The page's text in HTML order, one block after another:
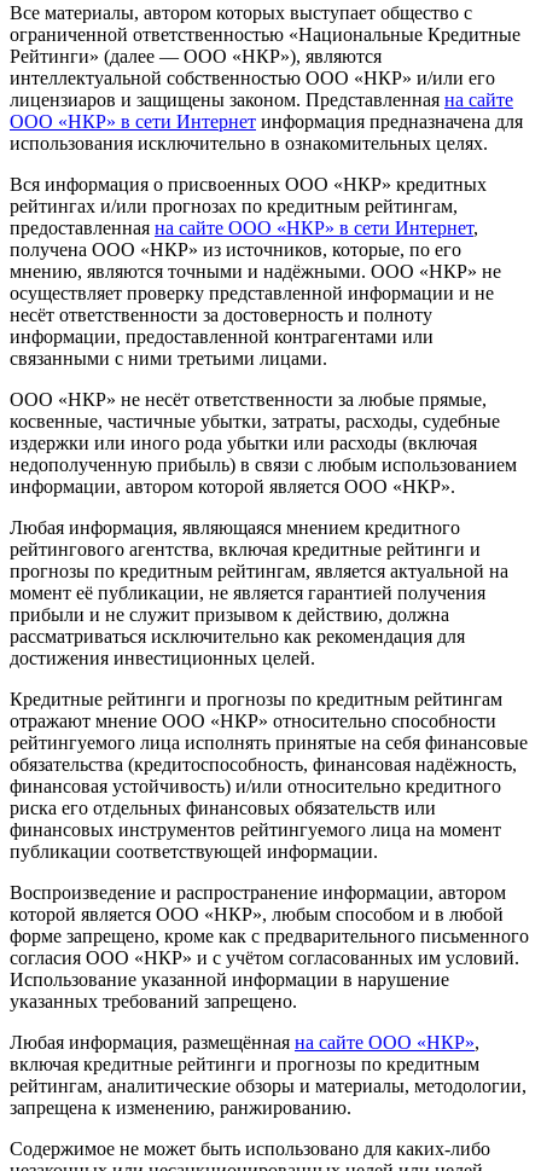
Все материалы, автором которых выступает общество с
ограниченной ответственностью «Национальные Кредитные
Рейтинги» (далее — ООО «НКР»), являются
интеллектуальной собственностью ООО «НКР» и/или его
лицензиаров и защищены законом. Представленная на сайте
ООО «НКР» в сети Интернет информация предназначена для
использования исключительно в ознакомительных целях.
Вся информация о присвоенных ООО «НКР» кредитных
рейтингах и/или прогнозах по кредитным рейтингам,
предоставленная на сайте ООО «НКР» в сети Интернет,
получена ООО «НКР» из источников, которые, по его
мнению, являются точными и надёжными. ООО «НКР» не
осуществляет проверку представленной информации и не
несёт ответственности за достоверность и полноту
информации, предоставленной контрагентами или
связанными с ними третьими лицами.
ООО «НКР» не несёт ответственности за любые прямые,
косвенные, частичные убытки, затраты, расходы, судебные
издержки или иного рода убытки или расходы (включая
недополученную прибыль) в связи с любым использованием
информации, автором которой является ООО «НКР».
Любая информация, являющаяся мнением кредитного
рейтингового агентства, включая кредитные рейтинги и
прогнозы по кредитным рейтингам, является актуальной на
момент её публикации, не является гарантией получения
прибыли и не служит призывом к действию, должна
рассматриваться исключительно как рекомендация для
достижения инвестиционных целей.
Кредитные рейтинги и прогнозы по кредитным рейтингам
отражают мнение ООО «НКР» относительно способности
рейтингуемого лица исполнять принятые на себя финансовые
обязательства (кредитоспособность, финансовая надёжность,
финансовая устойчивость) и/или относительно кредитного
риска его отдельных финансовых обязательств или
финансовых инструментов рейтингуемого лица на момент
публикации соответствующей информации.
Воспроизведение и распространение информации, автором
которой является ООО «НКР», любым способом и в любой
форме запрещено, кроме как с предварительного письменного
согласия ООО «НКР» и с учётом согласованных им условий.
Использование указанной информации в нарушение
указанных требований запрещено.
Любая информация, размещённая на сайте ООО «НКР»,
включая кредитные рейтинги и прогнозы по кредитным
рейтингам, аналитические обзоры и материалы, методологии,
запрещена к изменению, ранжированию.
Содержимое не может быть использовано для каких-либо